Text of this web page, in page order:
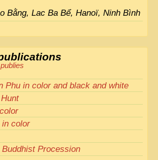
Bằng, Lac Ba Bể, Hanoï, Ninh Bình
Phu in color and black and white
in color
Procession